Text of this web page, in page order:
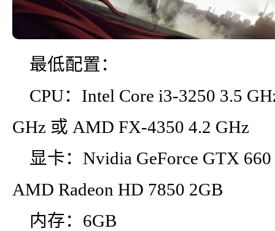
最低配置：
CPU：Intel Core i3-3250 3.5
GHz 或 AMD FX-4350 4.2 GHz
显卡：Nvidia GeForce GTX
AMD Radeon HD 7850 2GB
内存：6GB